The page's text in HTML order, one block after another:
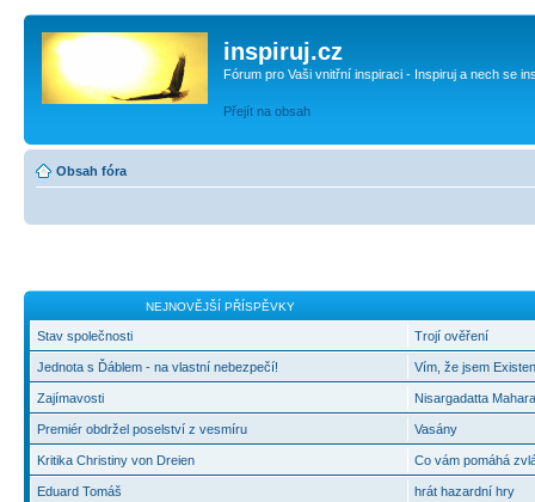
inspiruj.cz
Fórum pro Vaši vnitřní inspiraci - Inspiruj a nech se
Přejít na obsah
Obsah fóra
NEJNOVĚJŠÍ PŘÍSPĚVKY
Stav společnosti
Jednota s Ďáblem - na vlastní nebezpečí!
Zajímavosti
Premiér obdržel poselství z vesmíru
Kritika Christiny von Dreien
Eduard Tomáš
Trojí ověření
Vím, že jsem
Nisargadatta
Vasány
Co vám pomáhá
hrát hazardní hry